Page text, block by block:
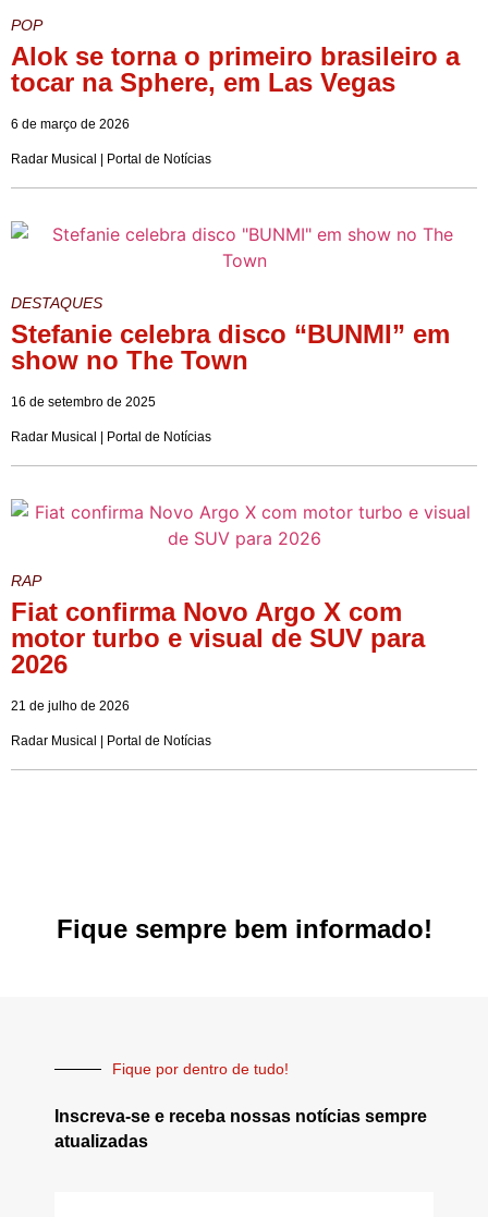
POP
Alok se torna o primeiro brasileiro a
tocar na Sphere, em Las Vegas
6 de março de 2026
Radar Musical | Portal de Notícias
DESTAQUES
Stefanie celebra disco “BUNMI” em
show no The Town
16 de setembro de 2025
Radar Musical | Portal de Notícias
RAP
Fiat confirma Novo Argo X com
motor turbo e visual de SUV para
2026
21 de julho de 2026
Radar Musical | Portal de Notícias
Fique sempre bem informado!
Fique por dentro de tudo!
Inscreva-se e receba nossas notícias sempre
atualizadas